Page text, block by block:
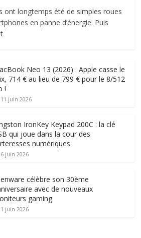
ont longtemps été de simples roues
en panne d’énergie. Puis
Neo 13 (2026) : Apple casse le
714 € au lieu de 799 € pour le 8/512
!
11 juin 2026
IronKey Keypad 200C : la clé
qui joue dans la cour des
numériques
6 juin 2026
célèbre son 30ème
avec de nouveaux
gaming
1 juin 2026